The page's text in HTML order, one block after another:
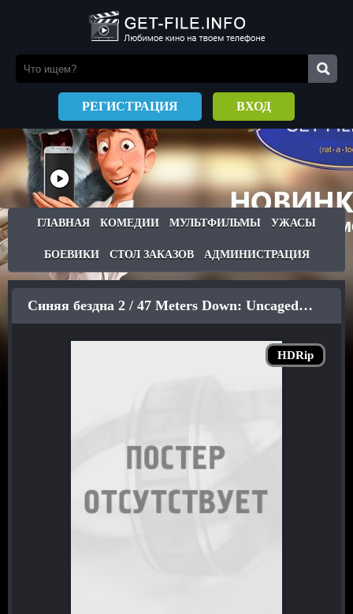
РЕГИСТРАЦИЯ ВХОД
ГЛАВНАЯ КОМЕДИИ МУЛЬТФИЛЬМЫ УЖАСЫ
БОЕВИКИ СТОЛ ЗАКАЗОВ АДМИНИСТРАЦИЯ
HDRip
Синяя бездна 2 / 47 Meters Down: Uncaged (2019)